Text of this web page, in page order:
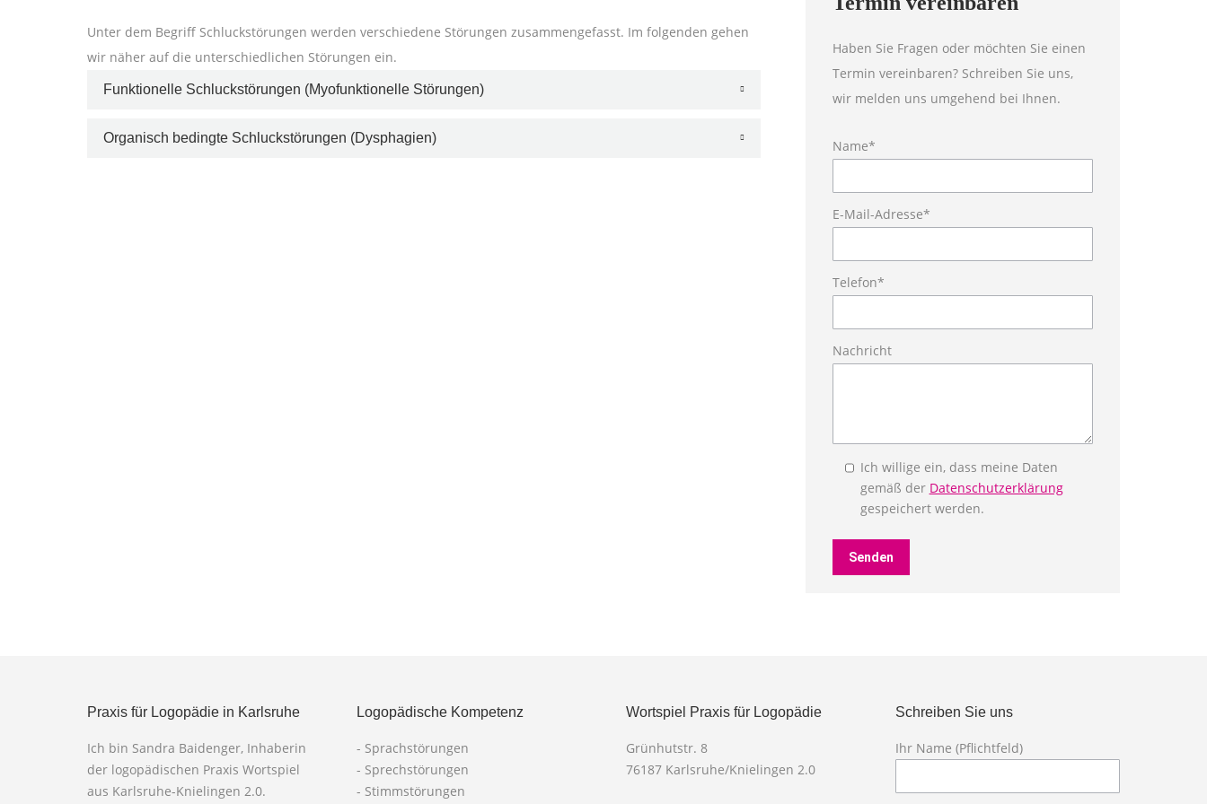
Unter dem Begriff Schluckstörungen werden verschiedene Störungen zusammengefasst. Im folgenden gehen
wir näher auf die unterschiedlichen Störungen ein.
Funktionelle Schluckstörungen (Myofunktionelle Störungen)
Organisch bedingte Schluckstörungen (Dysphagien)
Haben Sie Fragen oder möchten Sie einen
Termin vereinbaren? Schreiben Sie uns,
wir melden uns umgehend bei Ihnen.
Name*
E-Mail-Adresse*
Telefon*
Nachricht
Ich willige ein, dass meine Daten
gemäß der Datenschutzerklärung
gespeichert werden.
Praxis für Logopädie in Karlsruhe
Ich bin Sandra Baidenger, Inhaberin
der logopädischen Praxis Wortspiel
aus Karlsruhe-Knielingen 2.0.
Logopädische Kompetenz
- Sprachstörungen
- Sprechstörungen
- Stimmstörungen
Wortspiel Praxis für Logopädie
Grünhutstr. 8
76187 Karlsruhe/Knielingen 2.0
Schreiben Sie uns
Ihr Name (Pflichtfeld)